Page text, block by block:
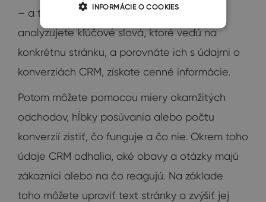
– a tu sa rozhoduje o konverzii. Keď
analyzujete kľúčové slová, ktoré vedú na
konkrétnu stránku, a porovnáte ich s údajmi o
konverziách CRM, získate cenné informácie.
Potom môžete pomocou miery okamžitých
odchodov, hĺbky posúvania alebo počtu
konverzií zistiť, čo funguje a čo nie. Okrem toho
údaje CRM odhalia, aké obavy a otázky majú
zákazníci alebo na čo reagujú. Na základe
toho môžete upraviť text stránky a zvýšiť jej
INFORMÁCIE O COOKIES